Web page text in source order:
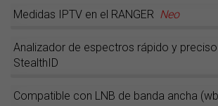
Medidas IPTV en el RANGER Neo
Analizador de espectros rápido y
StealthID
Compatible con LNB de banda ancha